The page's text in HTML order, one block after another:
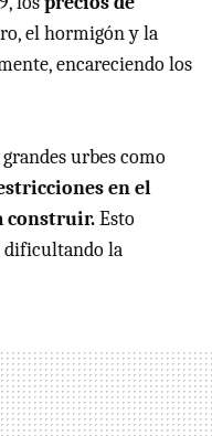
el hormigón y la
encareciendo los
urbes como
en el
construir.Esto
dificultando la